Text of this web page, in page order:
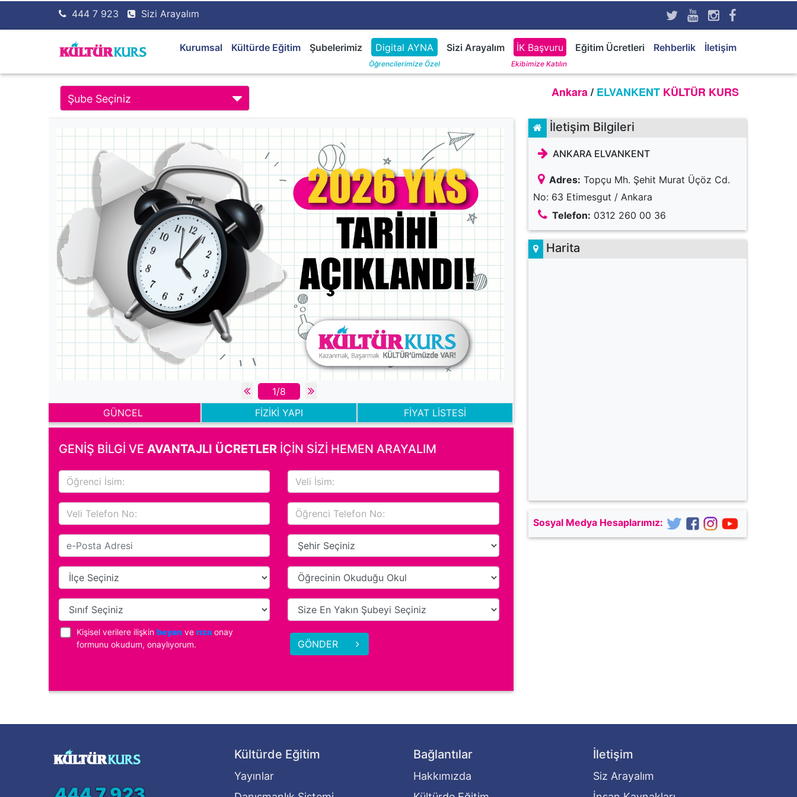
444 7 923 Sizi Arayalım
Kurumsal Kültürde Eğitim Şubelerimiz Digital AYNA
Öğrencilerimize Özel
Sizi Arayalım İK Başvuru
Ekibimize Katılın
Eğitim Ücretleri Rehberlik İletişim
Şube Seçiniz Ankara/ ELVANKENT KÜLTÜR KURS
1/8
GÜNCEL
FİZİKİ YAPI FİYAT LİSTESİ
GENİŞ BİLGİ VE AVANTAJLI ÜCRETLER İÇİN SİZİ HEMEN ARAYALIM
Kişisel verilere ilişkin beyan ve rıza onay
formunu okudum, onaylıyorum.
GÖNDER
İletişim Bilgileri
ANKARA ELVANKENT
Adres: Topçu Mh. Şehit Murat Üçöz Cd.
No: 63 Etimesgut / Ankara
Telefon: 0312 260 00 36
Harita
Sosyal Medya Hesaplarımız:
Kültürde Eğitim
Yayınlar
Bağlantılar
Hakkımızda
İletişim
Siz Arayalım